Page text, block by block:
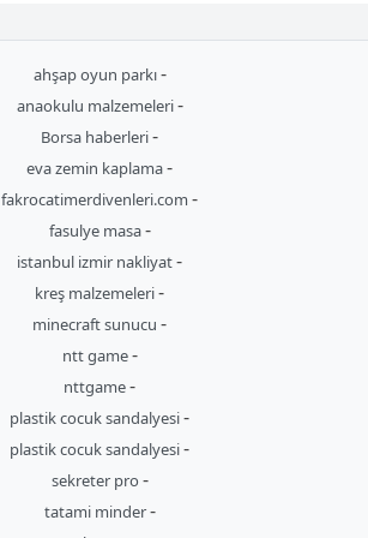
ahşap oyun parkı-
anaokulu malzemeleri-
Borsa haberleri-
eva zemin kaplama-
fakrocatimerdivenleri.com -
fasulye masa-
istanbul izmir nakliyat-
kreş malzemeleri-
minecraft sunucu -
ntt game-
nttgame-
plastik cocuk sandalyesi-
plastik cocuk sandalyesi-
sekreter pro -
tatami minder-